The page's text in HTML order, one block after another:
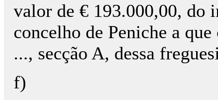
valor de € 193.000,00, do
concelho de Peniche a
..., secção A, dessa
f)